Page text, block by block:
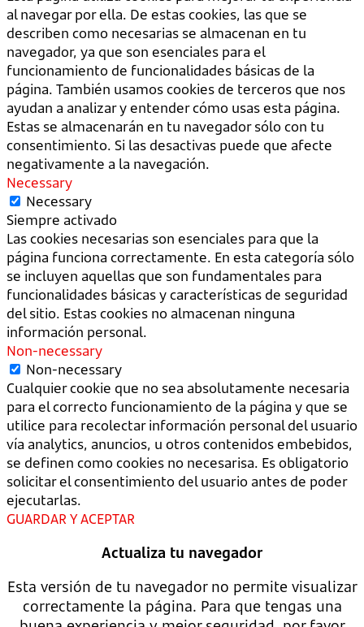
al navegar por ella. De estas cookies, las que se
describen como necesarias se almacenan en tu
navegador, ya que son esenciales para el
funcionamiento de funcionalidades básicas de la
página. También usamos cookies de terceros que nos
ayudan a analizar y entender cómo usas esta página.
Estas se almacenarán en tu navegador sólo con tu
consentimiento. Si las desactivas puede que afecte
negativamente a la navegación.
Necessary
Necessary
Siempre activado
Las cookies necesarias son esenciales para que la
página funciona correctamente. En esta categoría sólo
se incluyen aquellas que son fundamentales para
funcionalidades básicas y características de seguridad
del sitio. Estas cookies no almacenan ninguna
información personal.
Non-necessary
Non-necessary
Cualquier cookie que no sea absolutamente necesaria
para el correcto funcionamiento de la página y que se
utilice para recolectar información personal del usuario
vía analytics, anuncios, u otros contenidos embebidos,
se definen como cookies no necesarisa. Es obligatorio
solicitar el consentimiento del usuario antes de poder
ejecutarlas.
GUARDAR Y ACEPTAR
Actualiza tu navegador
Esta versión de tu navegador no permite visualizar
correctamente la página. Para que tengas una